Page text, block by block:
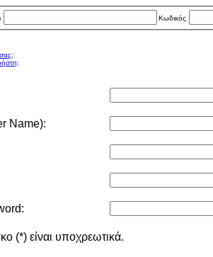
Κωδικός
Νame):
(*) είναι υποχρεωτικά.